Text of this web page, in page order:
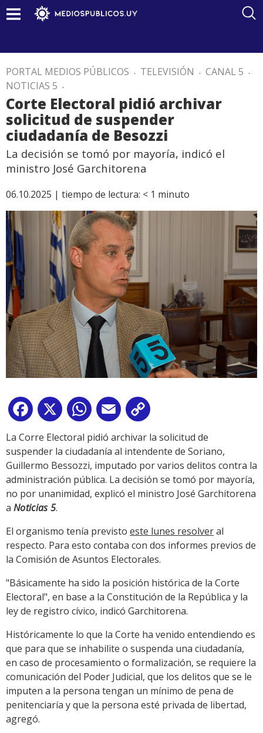
PORTAL MEDIOS PÚBLICOS . TELEVISIÓN . CANAL 5 .
NOTICIAS 5 .
Corte Electoral pidió archivar
solicitud de suspender
ciudadanía de Besozzi
La decisión se tomó por mayoría, indicó el
ministro José Garchitorena
06.10.2025 | tiempo de lectura: < 1 minuto
Facebook
X WhatsApp
Email
Link
La Corre Electoral pidió archivar la solicitud de
suspender la ciudadanía al intendente de Soriano,
Guillermo Bessozzi, imputado por varios delitos contra la
administración pública. La decisión se tomó por mayoría,
no por unanimidad, explicó el ministro José Garchitorena
a Noticias 5.
El organismo tenía previsto este lunes resolveral
respecto. Para esto contaba con dos informes previos de
la Comisión de Asuntos Electorales.
"Básicamente ha sido la posición histórica de la Corte
Electoral", en base a la Constitución de la República y la
ley de registro cívico, indicó Garchitorena.
Históricamente lo que la Corte ha venido entendiendo es
que para que se inhabilite o suspenda una ciudadanía,
en caso de procesamiento o formalización, se requiere la
comunicación del Poder Judicial, que los delitos que se le
imputen a la persona tengan un mínimo de pena de
penitenciaría y que la persona esté privada de libertad,
agregó.